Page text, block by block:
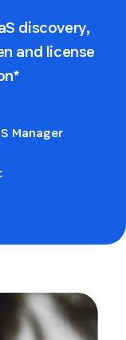
discovery,
and license
Manager